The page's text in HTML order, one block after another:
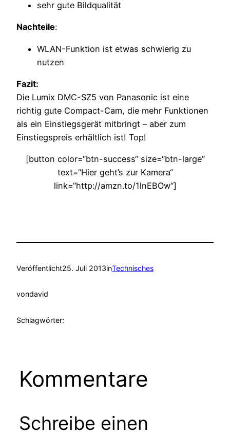
sehr gute Bildqualität
Nachteile:
WLAN-Funktion ist etwas schwierig zu
nutzen
Fazit:
Die Lumix DMC-SZ5 von Panasonic ist eine
richtig gute Compact-Cam, die mehr Funktionen
als ein Einstiegsgerät mitbringt – aber zum
Einstiegspreis erhältlich ist! Top!
[button color=“btn-success“ size=“btn-large“
text=“Hier geht’s zur Kamera“
link=“http://amzn.to/1lnEBOw“]
Veröffentlicht25. Juli 2013inTechnisches
vondavid
Schlagwörter:
Kommentare
Schreibe einen